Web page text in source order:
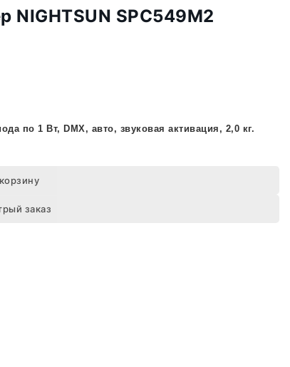
SPC549M2
по 1 Вт, DMX, авто, звуковая активация, 2,0 кг.
заказ